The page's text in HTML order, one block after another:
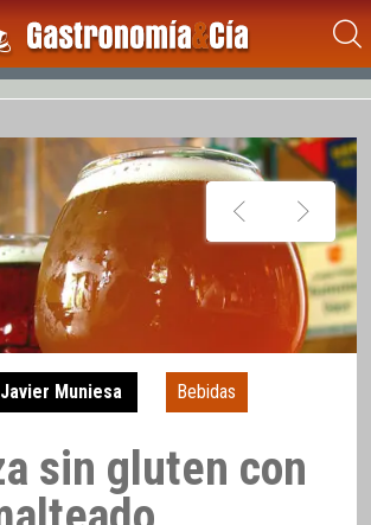
Muniesa Bebidas
sin gluten con